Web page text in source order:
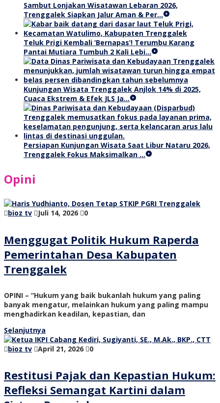
Sambut Lonjakan Wisatawan Lebaran 2026,
Trenggalek Siapkan Jalur Aman & Per…
Teluk Prigi Kembali ‘Bernapas’! Terumbu Karang
Pantai Mutiara Tumbuh 2 Kali Lebi…
Kunjungan Wisata Trenggalek Anjlok 14% di 2025,
Cuaca Ekstrem & Efek JLS Ja…
Persiapan Kunjungan Wisata Saat Libur Nataru 2026,
Trenggalek Fokus Maksimalkan …
Opini
bioz tv Juli 14, 2026 0
Menggugat Politik Hukum Raperda
Pemerintahan Desa Kabupaten
Trenggalek
OPINI – “Hukum yang baik bukanlah hukum yang paling
banyak mengatur, melainkan hukum yang paling mampu
menghadirkan keadilan, kepastian, dan
Selanjutnya
bioz tv
April 21, 2026 0
Restitusi Pajak dan Kepastian Hukum:
Refleksi Semangat Kartini dalam